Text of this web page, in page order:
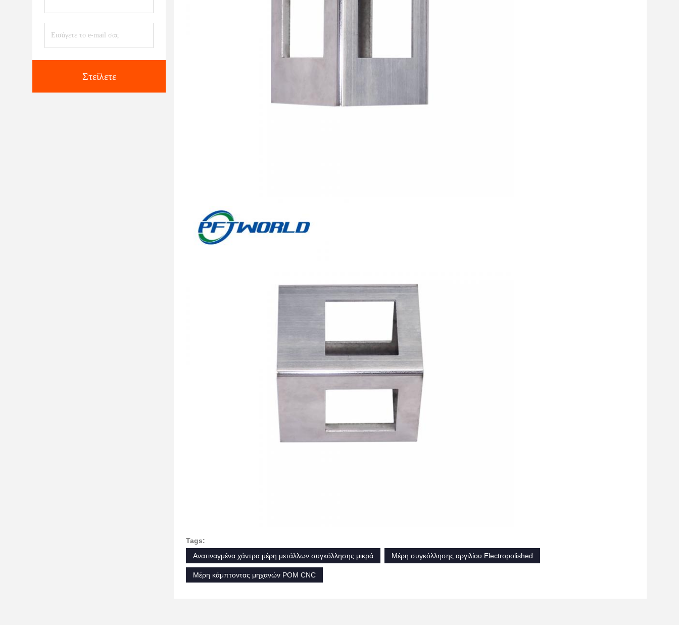
Στείλετε
Tags:
Ανατιναγμένα χάντρα μέρη μετάλλων συγκόλλησης μικρά
Μέρη συγκόλλησης αργιλίου Electropolished
Μέρη κάμπτοντας μηχανών POM CNC